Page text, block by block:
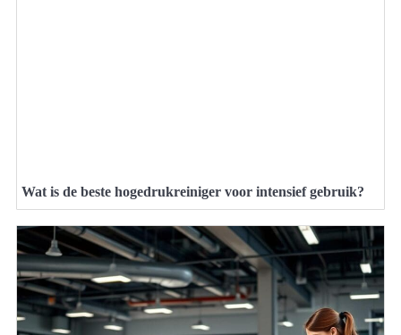
Wat is de beste hogedrukreiniger voor intensief gebruik?